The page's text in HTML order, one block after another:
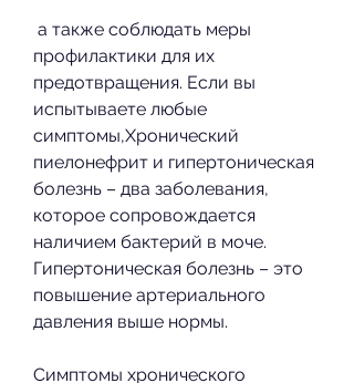
профилактики для их
предотвращения. Если вы
испытываете любые
симптомы,Хронический
пиелонефрит и гипертоническая
болезнь – два заболевания,
которое сопровождается
наличием бактерий в моче.
Гипертоническая болезнь – это
повышение артериального
давления выше нормы.
Симптомы хронического